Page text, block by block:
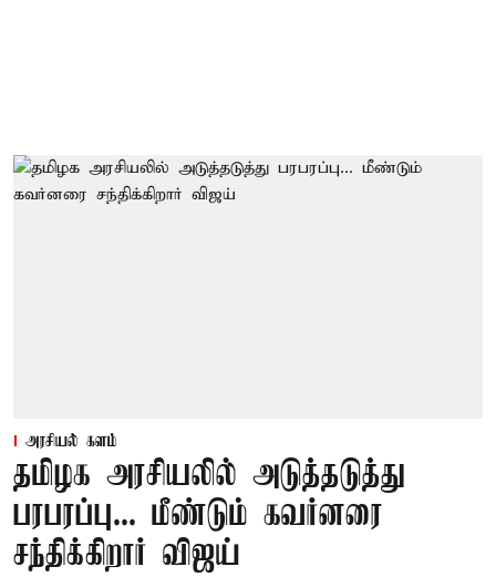
அரசியல் களம்
தமிழக அரசியலில் அடுத்தடுத்து
பரபரப்பு... மீண்டும் கவர்னரை
சந்திக்கிறார் விஜய்